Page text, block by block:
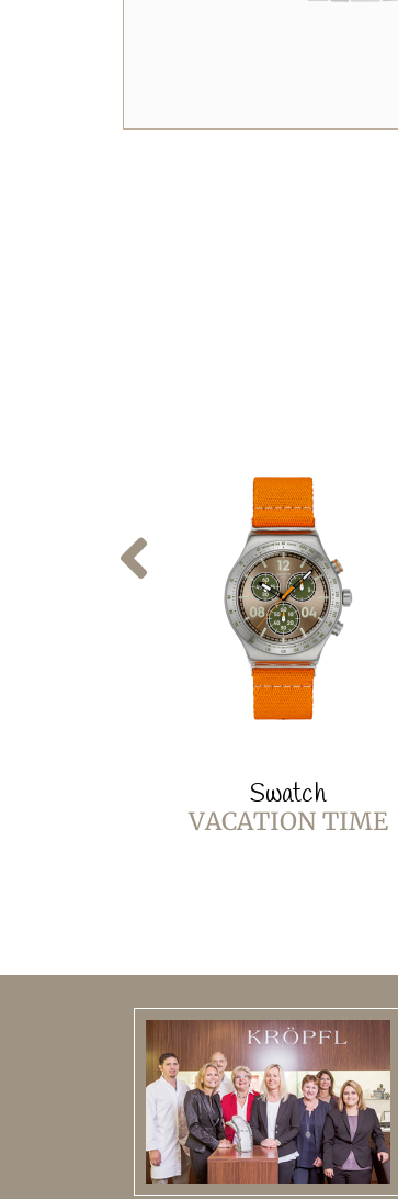
Swatch
VACATION TIME